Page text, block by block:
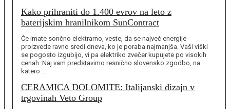
Kako prihraniti do 1.400 evrov na leto z
baterijskim hranilnikom SunContract
Če imate sončno elektrarno, veste, da se največ energije
proizvede ravno sredi dneva, ko je poraba najmanjša. Vaši viški
se pogosto izgubijo, vi pa elektriko zvečer kupujete po visokih
cenah. Naj vam predstavimo resnično slovensko zgodbo, na
katero …
CERAMICA DOLOMITE: Italijanski dizajn v
trgovinah Veto Group